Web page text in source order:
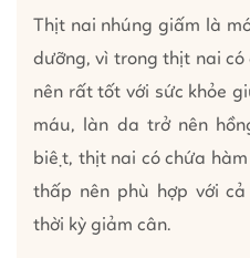
Thịt nai nhúng giấm là
dưỡng, vì trong thịt nai
nên rất tốt với sức khỏe
máu, làn da trở nên
biệt, thịt nai có chứa
thấp nên phù hợp với
thời kỳ giảm cân.